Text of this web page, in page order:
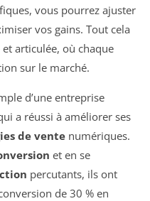
vous pourrez ajuster
vos gains. Tout cela
articulée, où chaque
sur le marché.
d’une entreprise
a réussi à améliorer ses
de vente numériques.
et en se
percutants, ils ont
de 30 % en